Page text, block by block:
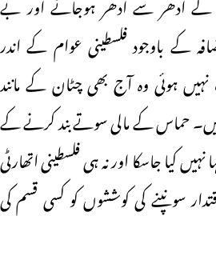
کے باوجود فلسطینی عوام کے اندر
ہوئی وہ آج بھی چٹان کے مانند
حماس کے مالی سوتے بند کرنے کے
کیا جاسکا اور نہ ہی فلسطینی اتھارٹی
سونپنے کی کوششوں کو کسی قسم کی